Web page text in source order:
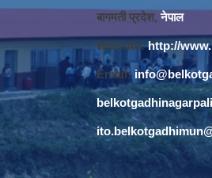
बागमती प्रदेश, नेपाल
Website:http://
Email: